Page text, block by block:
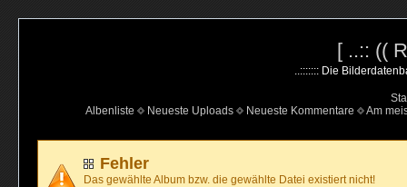
[ ..:: ((
..::::::: Die
Albenliste
Neueste Uploads Neueste Kommentare Am
Fehler
Das gewählte Album bzw. die gewählte Datei existiert nicht!